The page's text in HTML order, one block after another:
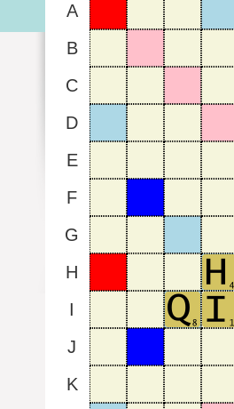
A
B
C
D
E
F
G
H
I
J
K